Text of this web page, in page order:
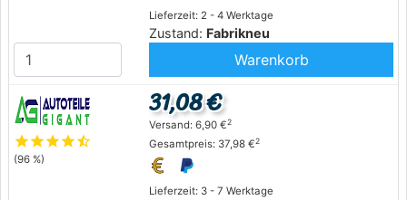
Lieferzeit: 2 - 4 Werktage
Zustand: Fabrikneu
Warenkorb
starstarstarstarstar_half
(96 %)
Lieferzeit: 3 - 7 Werktage
31,08 €
Versand: 6,90 €2
Gesamtpreis: 37,98 €2